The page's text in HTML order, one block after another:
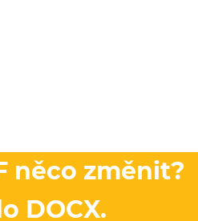
něco změnit?
DOCX.